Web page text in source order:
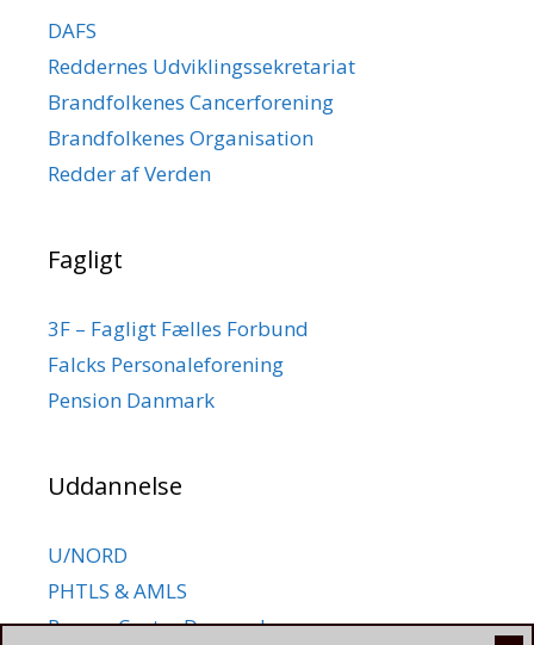
DAFS
Reddernes Udviklingssekretariat
Brandfolkenes Cancerforening
Brandfolkenes Organisation
Redder af Verden
Fagligt
3F – Fagligt Fælles Forbund
Falcks Personaleforening
Pension Danmark
Uddannelse
U/NORD
PHTLS & AMLS
Rescue Center Denmark